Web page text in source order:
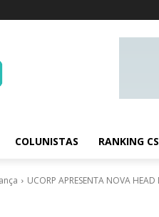
COLUNISTAS RANKING
UCORP APRESENTA NOVA HEAD